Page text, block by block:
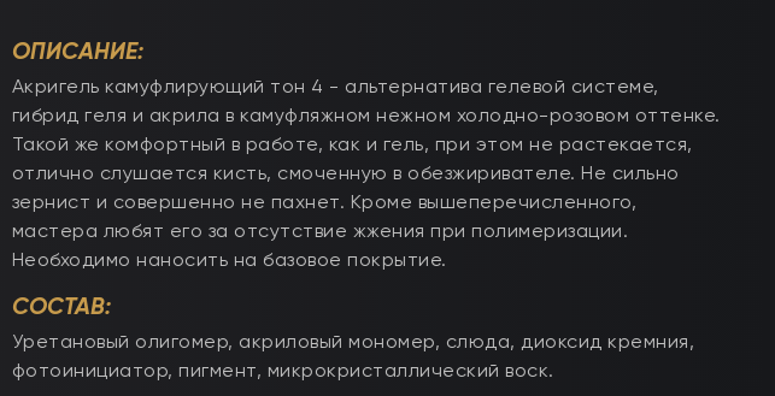
ОПИСАНИЕ:
Акригель камуфлирующий тон 4 - альтернатива гелевой системе,
гибрид геля и акрила в камуфляжном нежном холодно-розовом оттенке.
Такой же комфортный в работе, как и гель, при этом не растекается,
отлично слушается кисть, смоченную в обезжиривателе. Не сильно
зернист и совершенно не пахнет. Кроме вышеперечисленного,
мастера любят его за отсутствие жжения при полимеризации.
Необходимо наносить на базовое покрытие.
СОСТАВ:
Уретановый олигомер, акриловый мономер, слюда, диоксид кремния,
фотоинициатор, пигмент, микрокристаллический воск.